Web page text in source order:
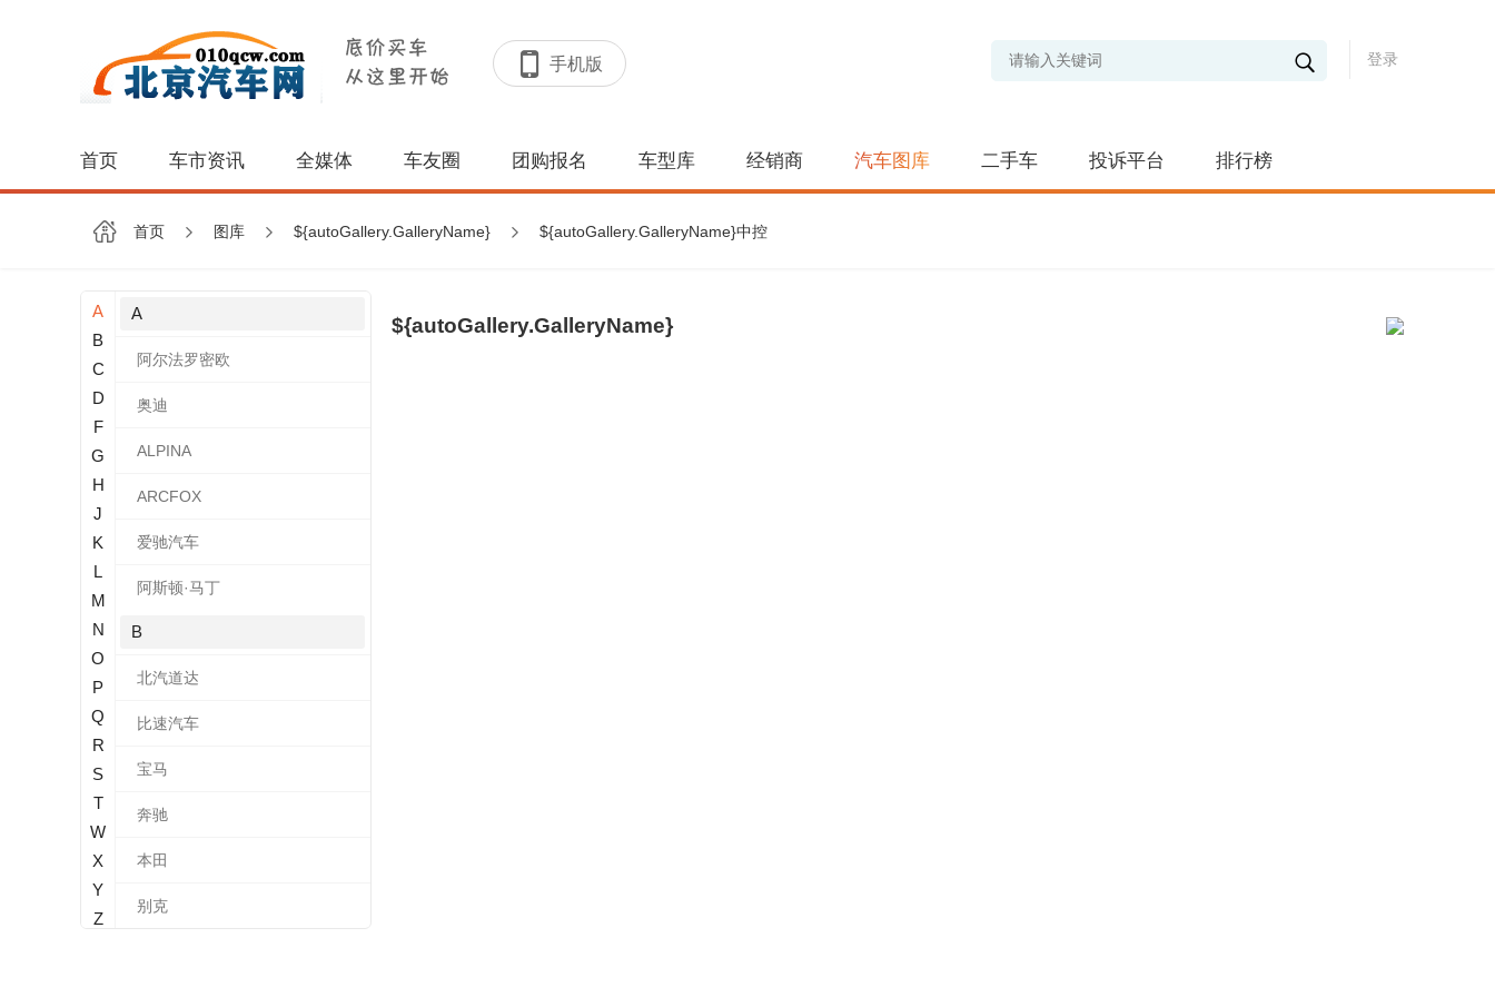
手机版 登录
首页 车市资讯 全媒体 车友圈 团购报名 车型库 经销商 汽车图库 二手车 投诉平台 排行榜
首页 图库 ${autoGallery.GalleryName} ${autoGallery.GalleryName}中控
A
B
C
D
F
G
H
J
K
L
M
N
O
P
Q
R
S
T
W
X
Y
Z
A
阿尔法罗密欧
奥迪
ALPINA
ARCFOX
爱驰汽车
阿斯顿·马丁
B
北汽道达
比速汽车
宝马
奔驰
本田
别克
${autoGallery.GalleryName}